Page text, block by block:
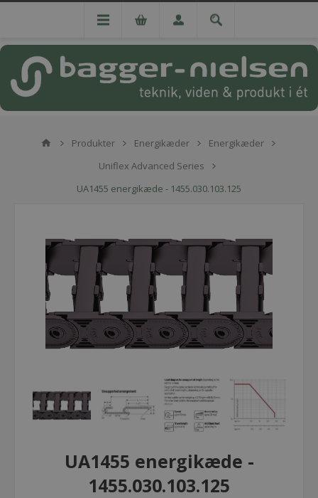
Produkter Energikæder
Energikæder
Uniflex Advanced Series
UA1455 energikæde - 1455.030.103.125
UA1455 energikæde -
1455.030.103.125